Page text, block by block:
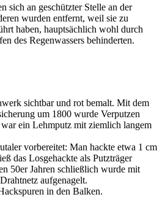
sich an geschützter Stelle an der
wurden entfernt, weil sie zu
haben, hauptsächlich wohl durch
des Regenwassers behinderten.
sichtbar und rot bemalt. Mit dem
um 1800 wurde Verputzen
ein Lehmputz mit ziemlich langem
vorbereitet: Man hackte etwa 1 cm
das Losgehackte als Putzträger
50er Jahren schließlich wurde mit
aufgenagelt.
in den Balken.